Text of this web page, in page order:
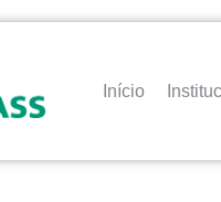
Início